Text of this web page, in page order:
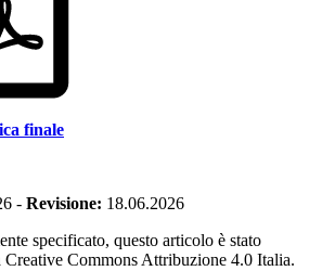
finale
- Revisione: 18.06.2026
specificato, questo articolo è stato
Creative Commons Attribuzione 4.0 Italia.